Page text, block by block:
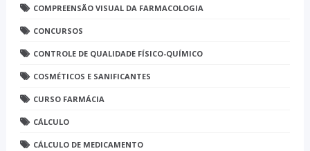
COMPREENSÃO VISUAL DA FARMACOLOGIA
CONCURSOS
CONTROLE DE QUALIDADE FÍSICO-QUÍMICO
COSMÉTICOS E SANIFICANTES
CURSO FARMÁCIA
CÁLCULO
CÁLCULO DE MEDICAMENTO